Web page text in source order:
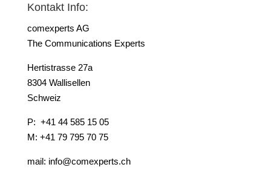
Kontakt Info:
comexperts AG
The Communications Experts
Hertistrasse 27a
8304 Wallisellen
Schweiz
P: +41 44 585 15 05
M: +41 79 795 70 75
mail: info@comexperts.ch